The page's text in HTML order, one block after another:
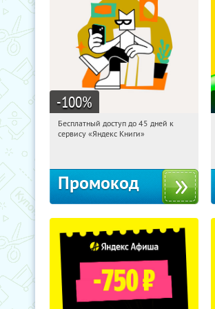
-100%
20:40:56
Получи первым!
Бесплатный доступ до 45 дней к
сервису «Яндекс Книги»
Промокод